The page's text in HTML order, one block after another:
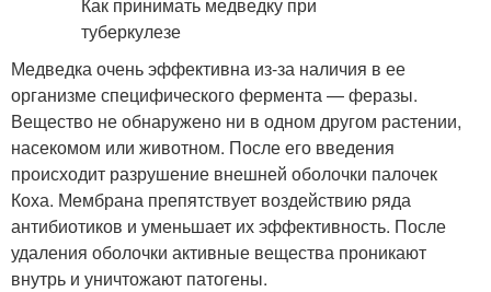
Медведка очень эффективна из-за наличия в ее
организме специфического фермента — феразы.
Вещество не обнаружено ни в одном другом растении,
насекомом или животном. После его введения
происходит разрушение внешней оболочки палочек
Коха. Мембрана препятствует воздействию ряда
антибиотиков и уменьшает их эффективность. После
удаления оболочки активные вещества проникают
внутрь и уничтожают патогены.